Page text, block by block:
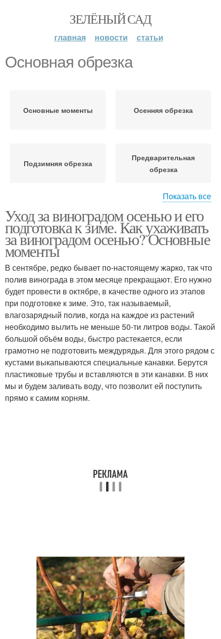
ЗЕЛЁНЫЙ САД
главная новости статьи
Основная обрезка
Основные моменты Осенняя обрезка
Подзимняя обрезка
Предварительная
обрезка
Инструкция по обрезке
Показать все
Уход за виноградом осенью и его
подготовка к зиме. Как ухаживать
за виноградом осенью? Основные
моменты
В сентябре, редко бывает по-настоящему жарко, так что
полив винограда в этом месяце прекращают. Его нужно
будет провести в октябре, в качестве одного из этапов
при подготовке к зиме. Это, так называемый,
влагозарядный полив, когда на каждое из растений
необходимо вылить не меньше 50-ти литров воды. Такой
большой объём воды, быстро растекается, если
грамотно не подготовить междурядья. Для этого рядом с
кустами выкапываются специальные канавки. Берутся
пластиковые трубы и вставляются в эти канавки. В них
мы и будем заливать воду, что позволит ей поступить
прямо к самим корням.